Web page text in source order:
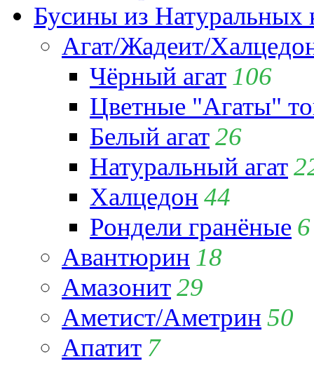
Бусины из Натуральных
Агат/Жадеит/
Чёрный агат 106
Цветные "Агаты"
Белый агат26
Натуральный агат
Халцедон 44
Рондели гранёные 6
Авантюрин 18
Амазонит29
Аметист/Аметрин 50
Апатит 7